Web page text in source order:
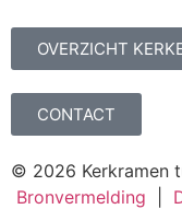
OVERZICHT
CONTACT
© 2026 Kerkramen
Bronvermelding